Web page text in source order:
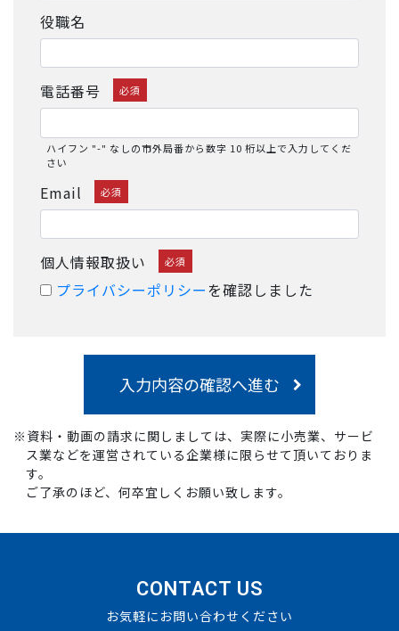
役職名
電話番号 必須
ハイフン "-" なしの市外局番から数字 10 桁以上で入力してくだ
さい
Email 必須
個人情報取扱い 必須
プライバシーポリシーを確認しました
入力内容の確認へ進む
※資料・動画の請求に関しましては、実際に小売業、サービ
ス業などを運営されている企業様に限らせて頂いておりま
す。
ご了承のほど、何卒宜しくお願い致します。
CONTACT US
お気軽にお問い合わせください